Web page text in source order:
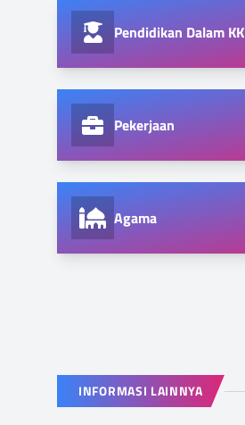
Pendidikan Dalam KK
Pekerjaan
Agama
INFORMASI LAINNYA